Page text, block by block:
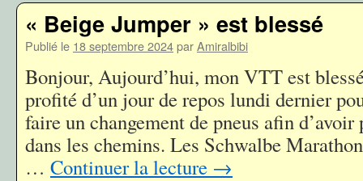
« Beige Jumper » est blessé
Publié le 18 septembre 2024parAmiralbibi
Bonjour, Aujourd’hui, mon VTT est
profité d’un jour de repos lundi dernier
faire un changement de pneus afin d’avoir
dans les chemins. Les Schwalbe
… Continuer la lecture →